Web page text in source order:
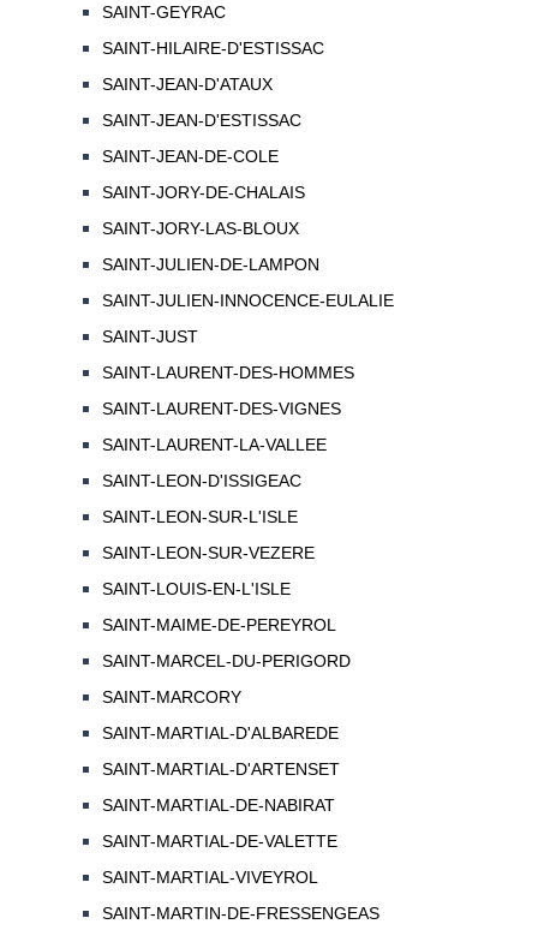
SAINT-GEYRAC
SAINT-HILAIRE-D'ESTISSAC
SAINT-JEAN-D'ATAUX
SAINT-JEAN-D'ESTISSAC
SAINT-JEAN-DE-COLE
SAINT-JORY-DE-CHALAIS
SAINT-JORY-LAS-BLOUX
SAINT-JULIEN-DE-LAMPON
SAINT-JULIEN-INNOCENCE-EULALIE
SAINT-JUST
SAINT-LAURENT-DES-HOMMES
SAINT-LAURENT-DES-VIGNES
SAINT-LAURENT-LA-VALLEE
SAINT-LEON-D'ISSIGEAC
SAINT-LEON-SUR-L'ISLE
SAINT-LEON-SUR-VEZERE
SAINT-LOUIS-EN-L'ISLE
SAINT-MAIME-DE-PEREYROL
SAINT-MARCEL-DU-PERIGORD
SAINT-MARCORY
SAINT-MARTIAL-D'ALBAREDE
SAINT-MARTIAL-D'ARTENSET
SAINT-MARTIAL-DE-NABIRAT
SAINT-MARTIAL-DE-VALETTE
SAINT-MARTIAL-VIVEYROL
SAINT-MARTIN-DE-FRESSENGEAS